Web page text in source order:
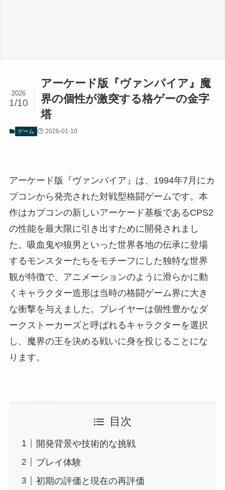
アーケード版『ヴァンパイア』魔
界の個性が激突する格ゲーの金字
塔
2026
1/10
ゲーム 2026-01-10
アーケード版『ヴァンパイア』は、1994年7月にカ
プコンから発売された対戦型格闘ゲームです。本
作はカプコンの新しいアーケード基板であるCPS2
の性能を最大限に引き出すために開発されまし
た。吸血鬼や狼男といった世界各地の伝承に登場
するモンスターたちをモチーフにした独特な世界
観が特徴で、アニメーションのように滑らかに動
くキャラクター造形は当時の格闘ゲーム界に大き
な衝撃を与えました。プレイヤーは個性豊かなダ
ークストーカーズと呼ばれるキャラクターを選択
し、魔界の王を決める戦いに身を投じることにな
ります。
目次
開発背景や技術的な挑戦
プレイ体験
初期の評価と現在の再評価